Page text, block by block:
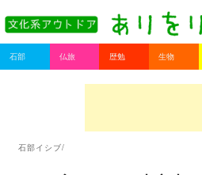
ありをりある.com
Main menu
Skip to primary content
Skip to secondary content
石部 仏旅 歴勉 生物
石部イシブ/